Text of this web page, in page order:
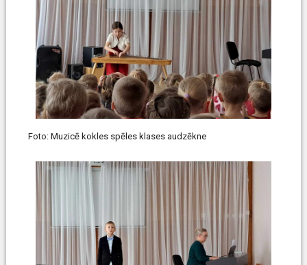
Foto: Muzicē kokles spēles klases audzēkne